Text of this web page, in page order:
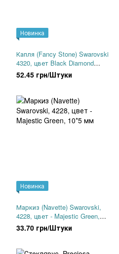
Новинка
Капля (Fancy Stone) Swarovski
4320, цвет Black Diamond
Shimmer, 10*7 мм
52.45 грн/Штуки
Новинка
Маркиз (Navette) Swarovski,
4228, цвет - Majestic Green,
10*5 мм
33.70 грн/Штуки